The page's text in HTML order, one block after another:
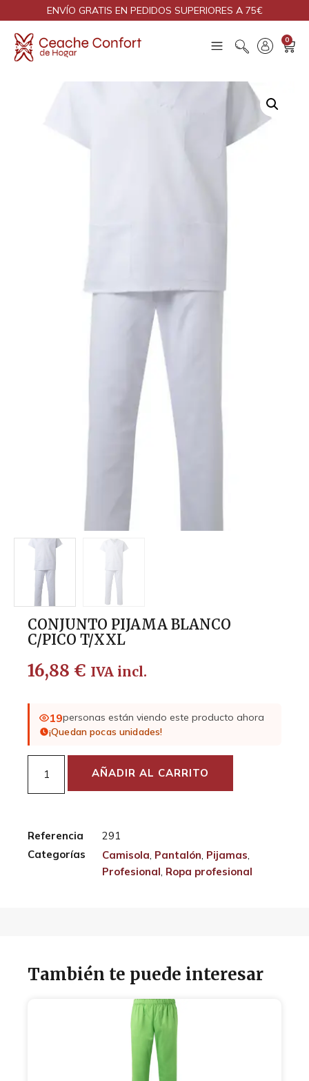
ENVÍO GRATIS EN PEDIDOS SUPERIORES A 75€
0
CONJUNTO PIJAMA BLANCO
C/PICO T/XXL
16,88 € IVA incl.
19personas están viendo este producto ahora
¡Quedan pocas unidades!
AÑADIR AL CARRITO
Referencia
291
Categorías
Camisola, Pantalón, Pijamas,
Profesional, Ropa profesional
También te puede interesar